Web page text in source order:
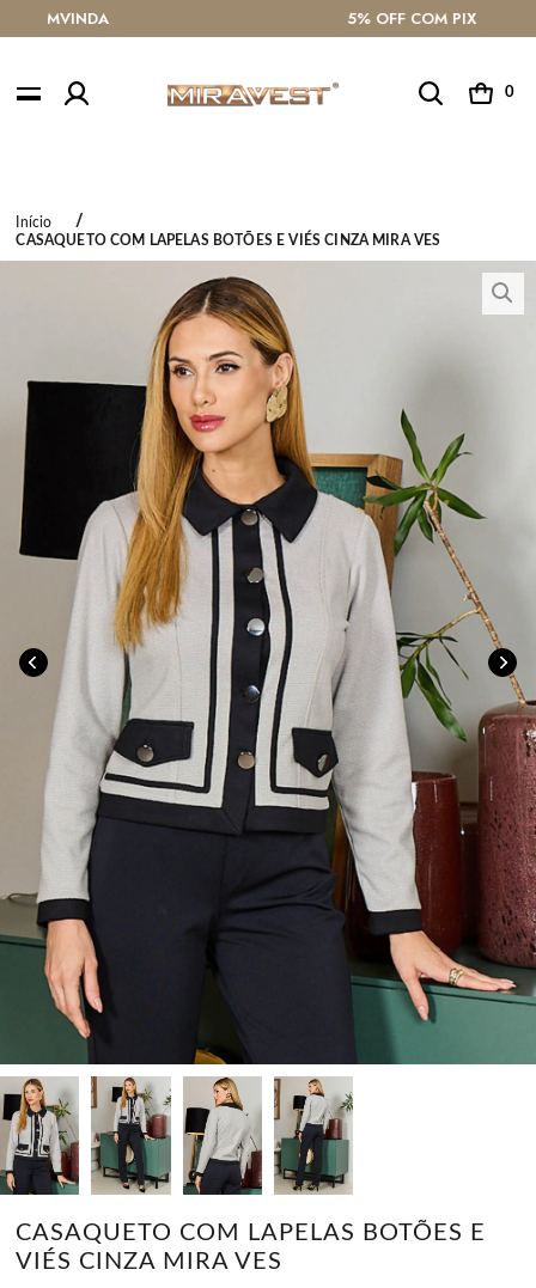
ATÉ 10X SEM JUROS
0
Início
CASAQUETO COM LAPELAS BOTÕES E VIÉS CINZA MIRA VES
CASAQUETO COM LAPELAS BOTÕES E
VIÉS CINZA MIRA VES